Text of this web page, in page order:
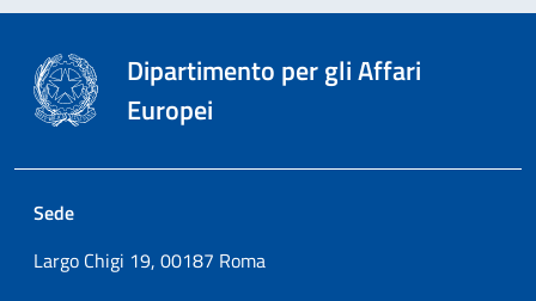
Dipartimento per gli Affari
Europei
Sede
Largo Chigi 19, 00187 Roma